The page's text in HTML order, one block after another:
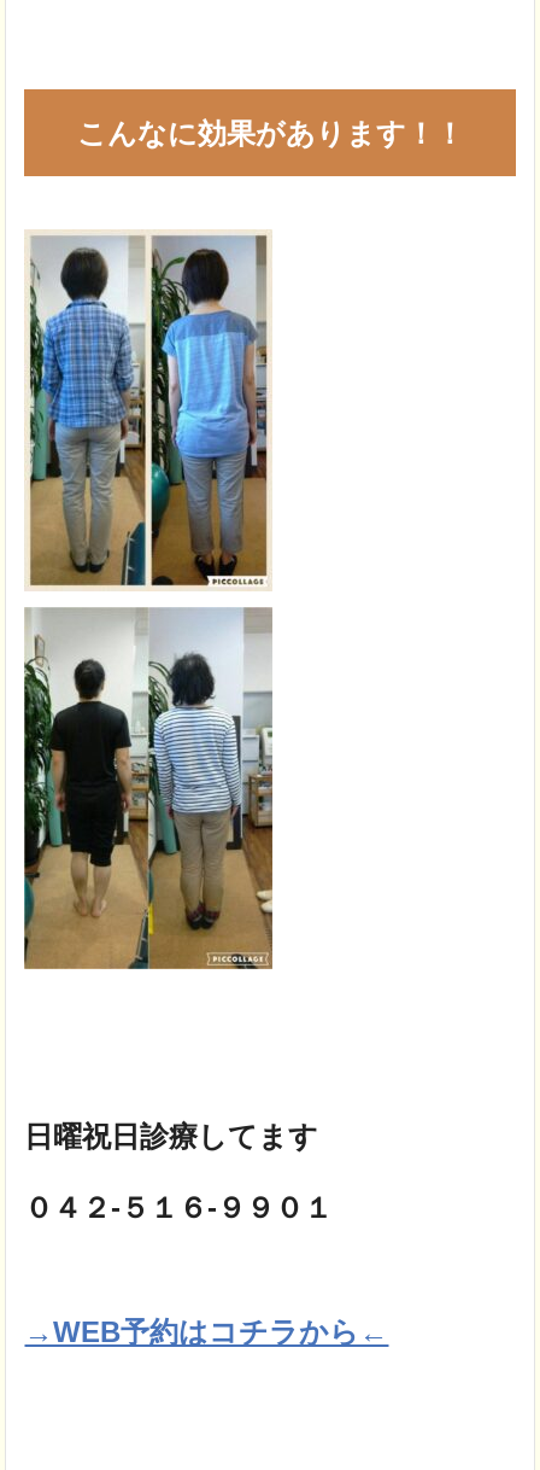
こんなに効果があります！！
日曜祝日診療してます
０４２-５１６-９９０１
→WEB予約はコチラから←